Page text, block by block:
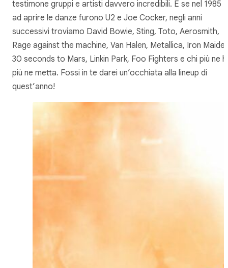
testimone gruppi e artisti davvero incredibili. E se nel 1985
ad aprire le danze furono U2 e Joe Cocker, negli anni
successivi troviamo David Bowie, Sting, Toto, Aerosmith,
Rage against the machine, Van Halen, Metallica, Iron
30 seconds to Mars, Linkin Park, Foo Fighters e chi più ne
più ne metta. Fossi in te darei un’occhiata alla lineup di
quest’anno!